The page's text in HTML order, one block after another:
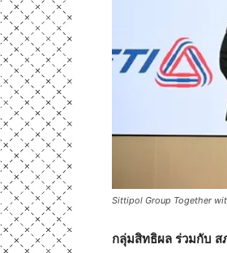
Sittipol Group Together
กลุ่มสิทธิผล ร่วมกับ ส